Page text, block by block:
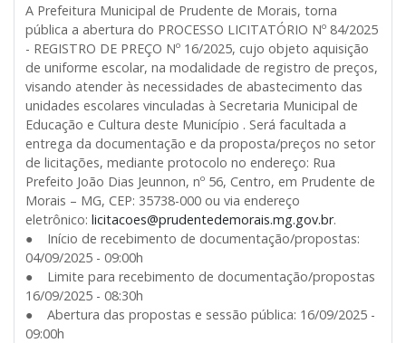
A Prefeitura Municipal de Prudente de Morais, torna
pública a abertura do PROCESSO LICITATÓRIO Nº 84/2025
- REGISTRO DE PREÇO Nº 16/2025, cujo objeto aquisição
de uniforme escolar, na modalidade de registro de preços,
visando atender às necessidades de abastecimento das
unidades escolares vinculadas à Secretaria Municipal de
Educação e Cultura deste Município . Será facultada a
entrega da documentação e da proposta/preços no setor
de licitações, mediante protocolo no endereço: Rua
Prefeito João Dias Jeunnon, nº 56, Centro, em Prudente de
Morais – MG, CEP: 35738-000 ou via endereço
eletrônico: licitacoes@prudentedemorais.mg.gov.br.
● Início de recebimento de documentação/propostas:
04/09/2025 - 09:00h
● Limite para recebimento de documentação/propostas
16/09/2025 - 08:30h
● Abertura das propostas e sessão pública: 16/09/2025 -
09:00h